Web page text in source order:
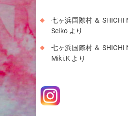
七ヶ浜国際村 ＆ SHICHI
Seiko より
七ヶ浜国際村 ＆ SHICHI
Miki.K より